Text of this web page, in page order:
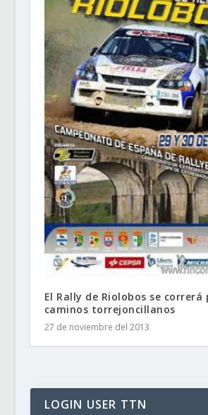
El Rally de Riolobos se correrá
caminos torrejoncillanos
27 de noviembre del 2013
LOGIN USER TTN